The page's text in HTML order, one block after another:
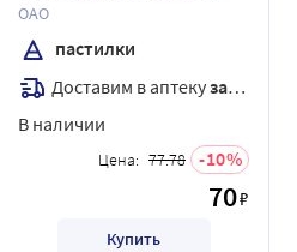
ОАО
пастилки
Доставим в аптекузавтра
В наличии
Цена: 77.78 10
70₽
Купить